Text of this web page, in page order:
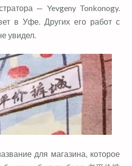
— Yevgeny Tonkonogy.
в Уфе. Других его работ с
увидел.
для магазина, которое